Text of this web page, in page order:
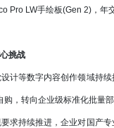
Pro LW手绘板(Gen 2)，年
挑战
等数字内容创作领域持续
，转向企业级标准化批量部
持续推进，企业对国产专